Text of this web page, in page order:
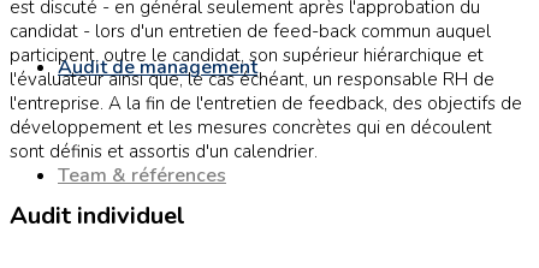
Audit de management
Team & références
est discuté - en général seulement après l'approbation du
candidat - lors d'un entretien de feed-back commun auquel
participent, outre le candidat, son supérieur hiérarchique et
l'évaluateur ainsi que, le cas échéant, un responsable RH de
l'entreprise. A la fin de l'entretien de feedback, des objectifs de
développement et les mesures concrètes qui en découlent
sont définis et assortis d'un calendrier.
Audit individuel